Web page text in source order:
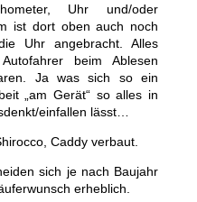
Uhr und/oder
ist dort oben auch noch
Uhr angebracht. Alles
beim Ablesen
Ja was sich so ein
„am Gerät“ so alles in
einfallen lässt…
Caddy verbaut.
sich je nach Baujahr
erheblich.